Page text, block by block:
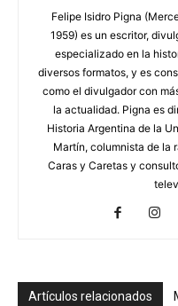
Felipe Isidro Pigna
1959) es un escritor,
especializado en la
diversos formatos, y es
como el divulgador con
la actualidad. Pigna es
Historia Argentina de la
Martín, columnista de la
Caras y Caretas y
Artículos relacionados